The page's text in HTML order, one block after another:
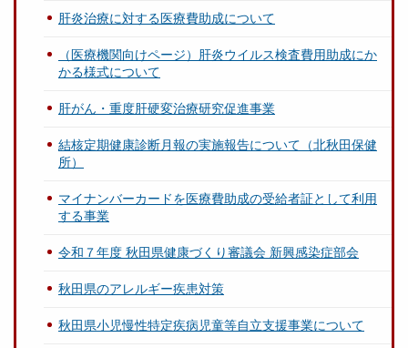
肝炎治療に対する医療費助成について
（医療機関向けページ）肝炎ウイルス検査費用助成にか
かる様式について
肝がん・重度肝硬変治療研究促進事業
結核定期健康診断月報の実施報告について（北秋田保健
所）
マイナンバーカードを医療費助成の受給者証として利用
する事業
令和７年度 秋田県健康づくり審議会 新興感染症部会
秋田県のアレルギー疾患対策
秋田県小児慢性特定疾病児童等自立支援事業について